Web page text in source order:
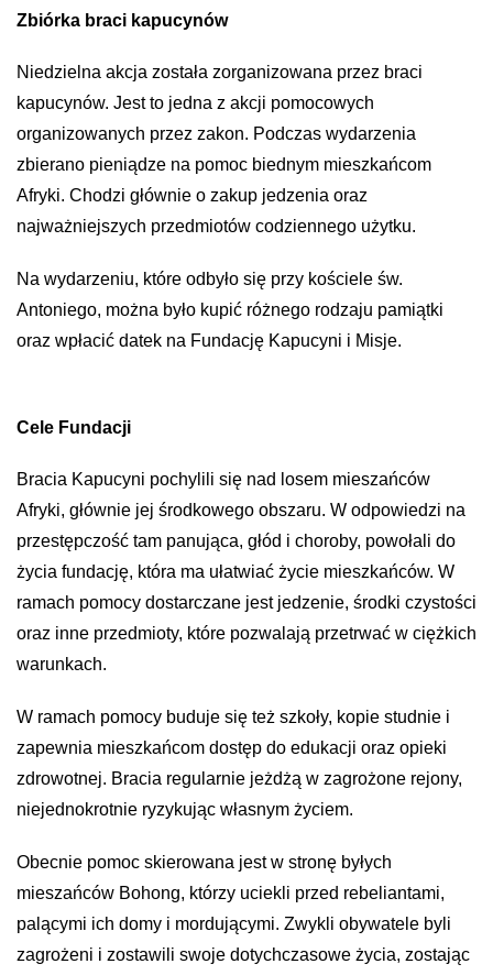
Zbiórka braci kapucynów
Niedzielna akcja została zorganizowana przez braci
kapucynów. Jest to jedna z akcji pomocowych
organizowanych przez zakon. Podczas wydarzenia
zbierano pieniądze na pomoc biednym mieszkańcom
Afryki. Chodzi głównie o zakup jedzenia oraz
najważniejszych przedmiotów codziennego użytku.
Na wydarzeniu, które odbyło się przy kościele św.
Antoniego, można było kupić różnego rodzaju pamiątki
oraz wpłacić datek na Fundację Kapucyni i Misje.
Cele Fundacji
Bracia Kapucyni pochylili się nad losem mieszańców
Afryki, głównie jej środkowego obszaru. W odpowiedzi na
przestępczość tam panująca, głód i choroby, powołali do
życia fundację, która ma ułatwiać życie mieszkańców. W
ramach pomocy dostarczane jest jedzenie, środki czystości
oraz inne przedmioty, które pozwalają przetrwać w ciężkich
warunkach.
W ramach pomocy buduje się też szkoły, kopie studnie i
zapewnia mieszkańcom dostęp do edukacji oraz opieki
zdrowotnej. Bracia regularnie jeżdżą w zagrożone rejony,
niejednokrotnie ryzykując własnym życiem.
Obecnie pomoc skierowana jest w stronę byłych
mieszańców Bohong, którzy uciekli przed rebeliantami,
palącymi ich domy i mordującymi. Zwykli obywatele byli
zagrożeni i zostawili swoje dotychczasowe życia, zostając